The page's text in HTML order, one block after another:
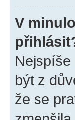
V
Nejspíše
být z
že se